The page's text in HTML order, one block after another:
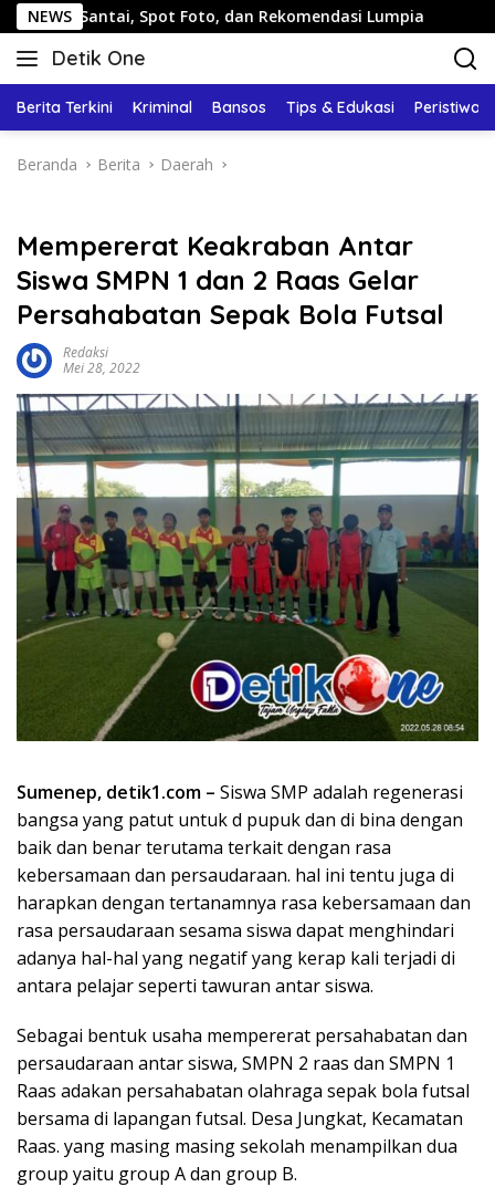
Langsung
ke
konten
NEWS
Spot Foto, dan Rekomendasi Lumpia Panduan
Detik One
Tajam
Fakta
Berita Terkini Kriminal Bansos Tips & Edukasi Peristiwa
Beranda Berita Daerah
Mempererat Keakraban Antar
Siswa SMPN 1 dan 2 Raas Gelar
Persahabatan Sepak Bola Futsal
Redaksi
Mei 28, 2022
Sumenep, detik1.com – Siswa SMP adalah regenerasi
bangsa yang patut untuk d pupuk dan di bina dengan
baik dan benar terutama terkait dengan rasa
kebersamaan dan persaudaraan. hal ini tentu juga di
harapkan dengan tertanamnya rasa kebersamaan dan
rasa persaudaraan sesama siswa dapat menghindari
adanya hal-hal yang negatif yang kerap kali terjadi di
antara pelajar seperti tawuran antar siswa.
Sebagai bentuk usaha mempererat persahabatan dan
persaudaraan antar siswa, SMPN 2 raas dan SMPN 1
Raas adakan persahabatan olahraga sepak bola futsal
bersama di lapangan futsal. Desa Jungkat, Kecamatan
Raas. yang masing masing sekolah menampilkan dua
group yaitu group A dan group B.